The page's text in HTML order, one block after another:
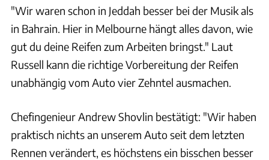
"Wir waren schon in Jeddah besser bei der Musik als
in Bahrain. Hier in Melbourne hängt alles davon, wie
gut du deine Reifen zum Arbeiten bringst." Laut
Russell kann die richtige Vorbereitung der Reifen
unabhängig vom Auto vier Zehntel ausmachen.
Chefingenieur Andrew Shovlin bestätigt: "Wir haben
praktisch nichts an unserem Auto seit dem letzten
Rennen verändert, es höchstens ein bisschen besser